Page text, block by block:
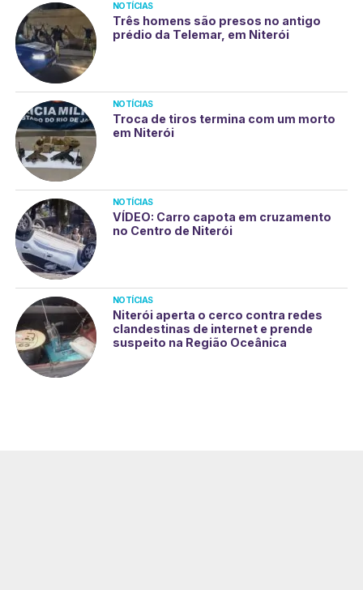
NOTÍCIAS
Três homens são presos no antigo
prédio da Telemar, em Niterói
NOTÍCIAS
Troca de tiros termina com um morto
em Niterói
NOTÍCIAS
VÍDEO: Carro capota em cruzamento
no Centro de Niterói
NOTÍCIAS
Niterói aperta o cerco contra redes
clandestinas de internet e prende
suspeito na Região Oceânica